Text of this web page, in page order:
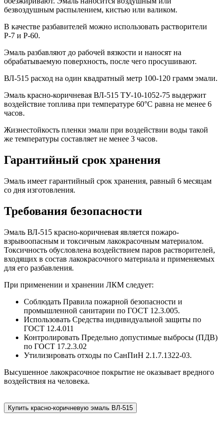
безвоздушным распылением, кистью или валиком.
В качестве разбавителей можно использовать растворители
Р-7 и Р-60.
Эмаль разбавляют до рабочей вязкости и наносят на
обрабатываемую поверхность, после чего просушивают.
ВЛ-515 расход на один квадратный метр 100-120 грамм эмали.
Эмаль красно-коричневая ВЛ-515 ТУ-10-1052-75 выдержит
воздействие топлива при температуре 60°С равна не менее 6
часов.
Жизнестойкость пленки эмали при воздействии воды такой
же температуры составляет не менее 3 часов.
Гарантийный срок хранения
Эмаль имеет гарантийный срок хранения, равный 6 месяцам
со дня изготовления.
Требования безопасности
Эмаль ВЛ-515 красно-коричневая является пожаро-
взрывоопасным и токсичным лакокрасочным материалом.
Токсичность обусловлена воздействием паров растворителей,
входящих в состав лакокрасочного материала и применяемых
для его разбавления.
При применении и хранении ЛКМ следует:
Соблюдать Правила пожарной безопасности и
промышленной санитарии по ГОСТ 12.3.005.
Использовать Средства индивидуальной защиты по
ГОСТ 12.4.011
Контролировать Предельно допустимые выбросы (ПДВ)
по ГОСТ 17.2.3.02
Утилизировать отходы по СанПиН 2.1.7.1322-03.
Высушенное лакокрасочное покрытие не оказывает вредного
воздействия на человека.
Купить красно-коричневую эмаль ВЛ-515